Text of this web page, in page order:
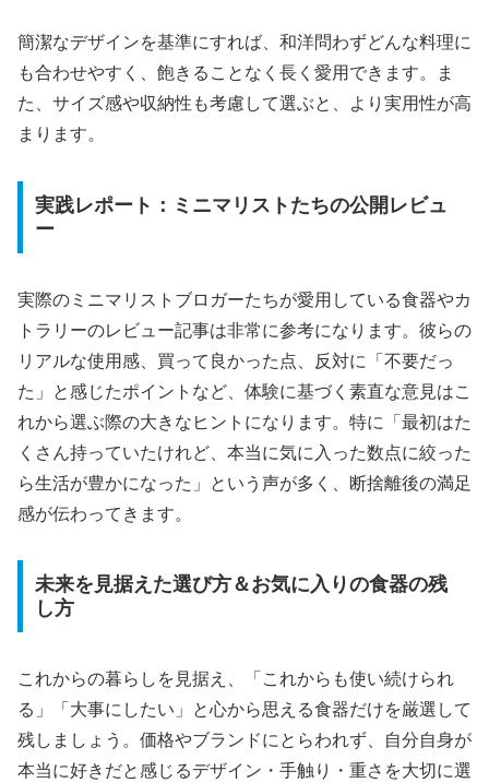
簡潔なデザインを基準にすれば、和洋問わずどんな料理に
も合わせやすく、飽きることなく長く愛用できます。ま
た、サイズ感や収納性も考慮して選ぶと、より実用性が高
まります。
実践レポート：ミニマリストたちの公開レビュ
ー
実際のミニマリストブロガーたちが愛用している食器やカ
トラリーのレビュー記事は非常に参考になります。彼らの
リアルな使用感、買って良かった点、反対に「不要だっ
た」と感じたポイントなど、体験に基づく素直な意見はこ
れから選ぶ際の大きなヒントになります。特に「最初はた
くさん持っていたけれど、本当に気に入った数点に絞った
ら生活が豊かになった」という声が多く、断捨離後の満足
感が伝わってきます。
未来を見据えた選び方＆お気に入りの食器の残
し方
これからの暮らしを見据え、「これからも使い続けられ
る」「大事にしたい」と心から思える食器だけを厳選して
残しましょう。価格やブランドにとらわれず、自分自身が
本当に好きだと感じるデザイン・手触り・重さを大切に選